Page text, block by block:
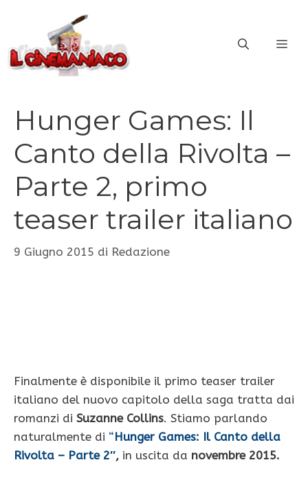
contenuto
Hunger Games: Il
Canto della Rivolta –
Parte 2, primo
teaser trailer italiano
9 Giugno 2015 di Redazione
Finalmente è disponibile il primo teaser trailer
italiano del nuovo capitolo della saga tratta dai
romanzi di Suzanne Collins. Stiamo parlando
naturalmente di “Hunger Games: Il Canto della
Rivolta – Parte 2″, in uscita da novembre 2015.